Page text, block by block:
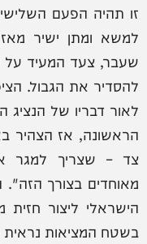
זו תהיה הפעם
למשא ומתן ישיר
שעבר, צעד המעיד על
להסדיר את הגבול.
לאור דבריו של הנציג
הראשונה, אז הצהיר
צד – שצריך למגר
מאוחדים בצורך
הישראלי ליצור
בשטח המציאות נראית